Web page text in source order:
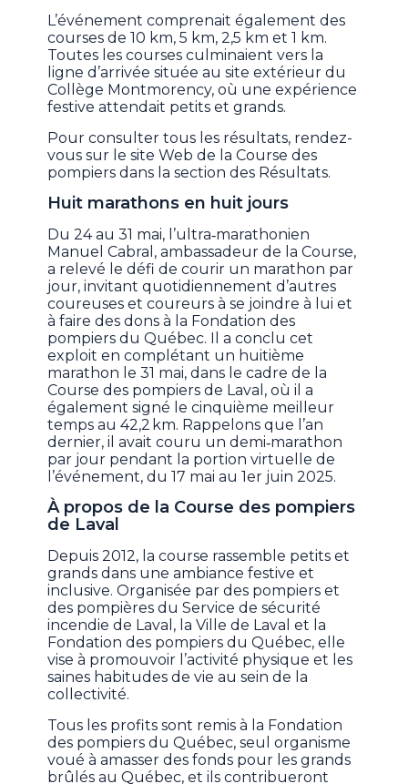
L’événement comprenait également des
courses de 10 km, 5 km, 2,5 km et 1 km.
Toutes les courses culminaient vers la
ligne d’arrivée située au site extérieur du
Collège Montmorency, où une expérience
festive attendait petits et grands.
Pour consulter tous les résultats, rendez-
vous sur le site Web de la Course des
pompiers dans la section des Résultats.
Huit marathons en huit jours
Du 24 au 31 mai, l’ultra‑marathonien
Manuel Cabral, ambassadeur de la Course,
a relevé le défi de courir un marathon par
jour, invitant quotidiennement d’autres
coureuses et coureurs à se joindre à lui et
à faire des dons à la Fondation des
pompiers du Québec. Il a conclu cet
exploit en complétant un huitième
marathon le 31 mai, dans le cadre de la
Course des pompiers de Laval, où il a
également signé le cinquième meilleur
temps au 42,2 km. Rappelons que l’an
dernier, il avait couru un demi‑marathon
par jour pendant la portion virtuelle de
l’événement, du 17 mai au 1er juin 2025.
À propos de la Course des pompiers
de Laval
Depuis 2012, la course rassemble petits et
grands dans une ambiance festive et
inclusive. Organisée par des pompiers et
des pompières du Service de sécurité
incendie de Laval, la Ville de Laval et la
Fondation des pompiers du Québec, elle
vise à promouvoir l’activité physique et les
saines habitudes de vie au sein de la
collectivité.
Tous les profits sont remis à la Fondation
des pompiers du Québec, seul organisme
voué à amasser des fonds pour les grands
brûlés au Québec, et ils contribueront